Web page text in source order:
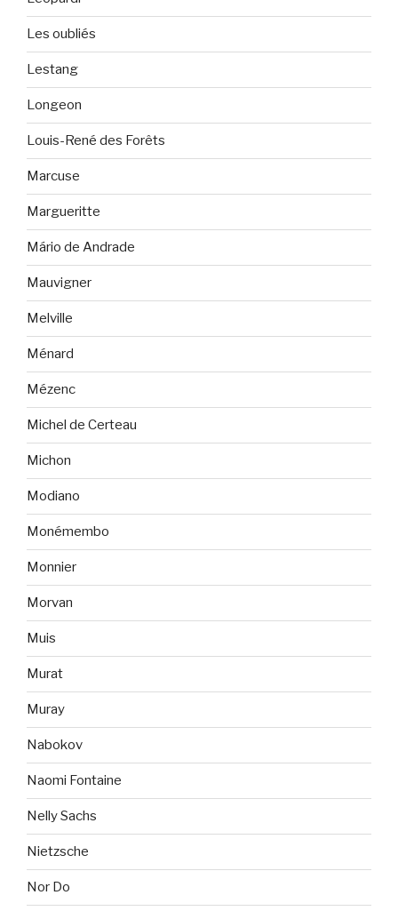
Les oubliés
Lestang
Longeon
Louis-René des Forêts
Marcuse
Margueritte
Mário de Andrade
Mauvigner
Melville
Ménard
Mézenc
Michel de Certeau
Michon
Modiano
Monémembo
Monnier
Morvan
Muis
Murat
Muray
Nabokov
Naomi Fontaine
Nelly Sachs
Nietzsche
Nor Do